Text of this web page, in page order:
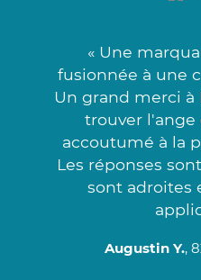
« Une
fusionnée à une
Un grand merci à
trouver l'ange
accoutumé à la
Les réponses
sont adroites
Augustin Y.,